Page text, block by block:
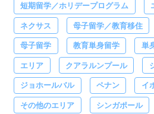
短期留学／ホリデープログラム
ネクサス 母子留学／教育移住
母子留学 教育単身留学 単
エリア クアラルンプール
ジョホールバル ペナン イ
その他のエリア シンガポール